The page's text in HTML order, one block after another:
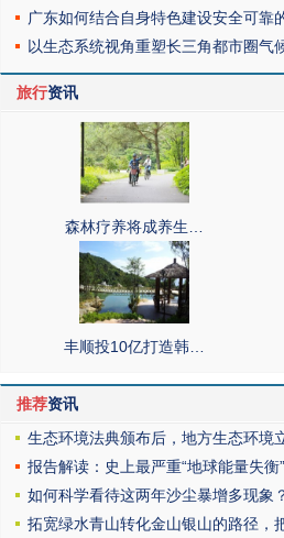
广东如何结合自身特色建设安全可靠
以生态系统视角重塑长三角都市圈气
旅行资讯
森林疗养将成养生…
丰顺投10亿打造韩…
推荐资讯
生态环境法典颁布后，地方生态环境
报告解读：史上最严重“地球能量失衡”
如何科学看待这两年沙尘暴增多现象
拓宽绿水青山转化金山银山的路径，